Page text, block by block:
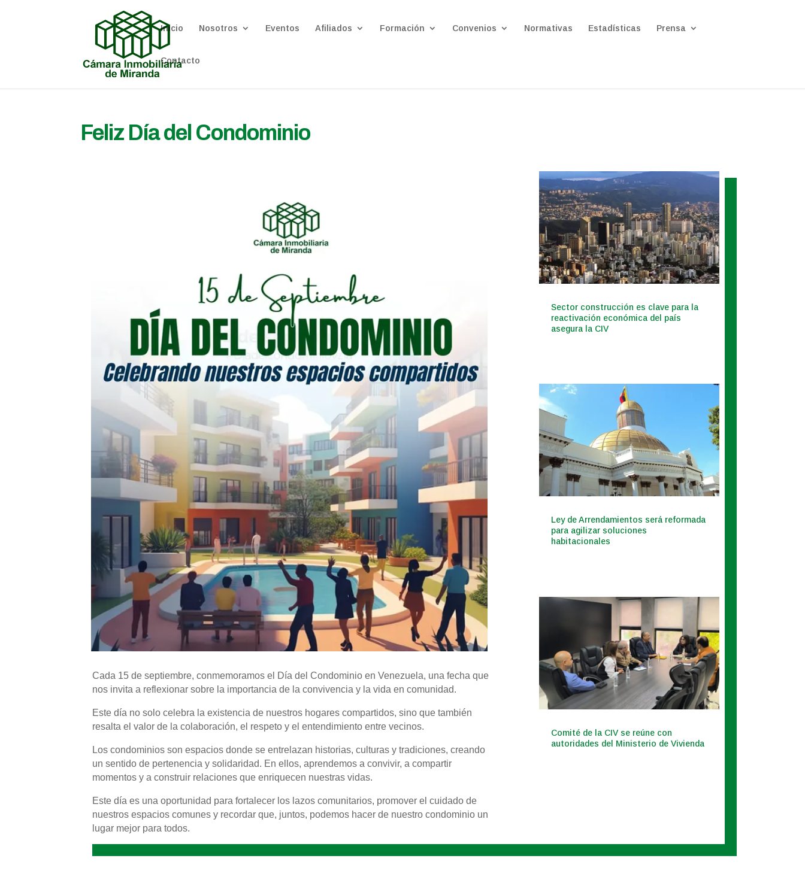
Inicio Nosotros Eventos Afiliados Formación Convenios Normativas Estadísticas Prensa
Contacto
Feliz Día del Condominio
Cada 15 de septiembre, conmemoramos el Día del Condominio en Venezuela, una fecha que
nos invita a reflexionar sobre la importancia de la convivencia y la vida en comunidad.
Este día no solo celebra la existencia de nuestros hogares compartidos, sino que también
resalta el valor de la colaboración, el respeto y el entendimiento entre vecinos.
Los condominios son espacios donde se entrelazan historias, culturas y tradiciones, creando
un sentido de pertenencia y solidaridad. En ellos, aprendemos a convivir, a compartir
momentos y a construir relaciones que enriquecen nuestras vidas.
Este día es una oportunidad para fortalecer los lazos comunitarios, promover el cuidado de
nuestros espacios comunes y recordar que, juntos, podemos hacer de nuestro condominio un
lugar mejor para todos.
Sector construcción es clave para la
reactivación económica del país
asegura la CIV
Ley de Arrendamientos será reformada
para agilizar soluciones
habitacionales
Comité de la CIV se reúne con
autoridades del Ministerio de Vivienda